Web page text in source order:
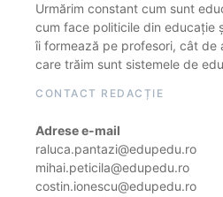
Urmărim constant cum sunt
cum face politicile din educație
îi formează pe profesori, cât de
care trăim sunt sistemele de
CONTACT REDACȚIE
Adrese e-mail
raluca.pantazi@edupedu.ro
mihai.peticila@edupedu.ro
costin.ionescu@edupedu.ro